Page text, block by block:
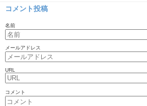
コメント投稿
名前
メールアドレス
URL
コメント